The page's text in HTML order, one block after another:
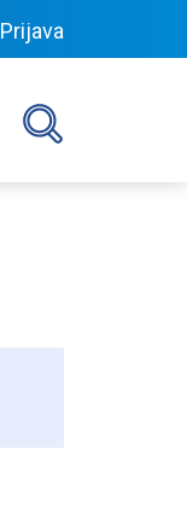
Prijava